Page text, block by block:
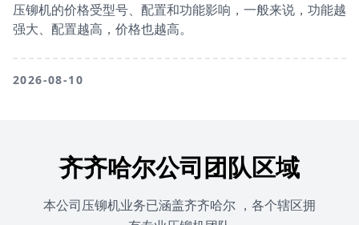
压铆机的价格受型号、配置和功能影响，一般来说，功能越
强大、配置越高，价格也越高。
2026-08-10
齐齐哈尔公司团队区域
本公司压铆机业务已涵盖齐齐哈尔 ，各个辖区拥